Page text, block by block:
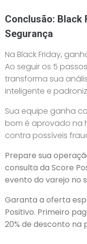
Conclusão: Black
Segurança
Na Black Friday,
Ao seguir os 5
transforma sua
inteligente e
Sua equipe ganha
bom é aprovado na
contra possíveis
Prepare sua
consulta da Score
evento do varejo no
Garanta a oferta
Positivo. Primeiro
20% de desconto na